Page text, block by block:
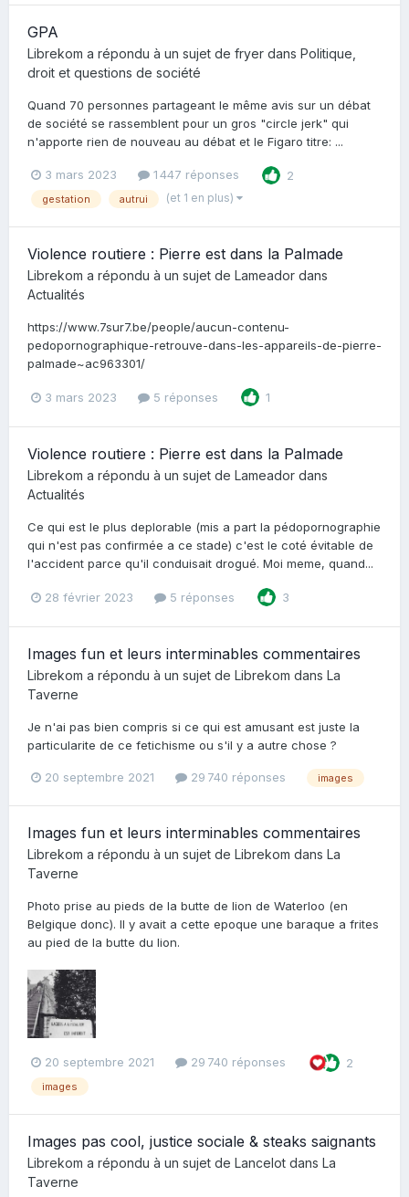
GPA
Librekom a répondu à un sujet de fryer dans Politique,
droit et questions de société
Quand 70 personnes partageant le même avis sur un débat
de société se rassemblent pour un gros "circle jerk" qui
n'apporte rien de nouveau au débat et le Figaro titre: ...
3 mars 2023 1 447 réponses 2
gestation autrui (et 1 en plus)
Violence routiere : Pierre est dans la Palmade
Librekom a répondu à un sujet de Lameador dans
Actualités
https://www.7sur7.be/people/aucun-contenu-
pedopornographique-retrouve-dans-les-appareils-de-pierre-
palmade~ac963301/
3 mars 2023 5 réponses 1
Violence routiere : Pierre est dans la Palmade
Librekom a répondu à un sujet de Lameador dans
Actualités
Ce qui est le plus deplorable (mis a part la pédopornographie
qui n'est pas confirmée a ce stade) c'est le coté évitable de
l'accident parce qu'il conduisait drogué. Moi meme, quand...
28 février 2023 5 réponses 3
Images fun et leurs interminables commentaires
Librekom a répondu à un sujet de Librekom dans La
Taverne
Je n'ai pas bien compris si ce qui est amusant est juste la
particularite de ce fetichisme ou s'il y a autre chose ?
20 septembre 2021 29 740 réponses images
Images fun et leurs interminables commentaires
Librekom a répondu à un sujet de Librekom dans La
Taverne
Photo prise au pieds de la butte de lion de Waterloo (en
Belgique donc). Il y avait a cette epoque une baraque a frites
au pied de la butte du lion.
20 septembre 2021 29 740 réponses 2
images
Images pas cool, justice sociale & steaks saignants
Librekom a répondu à un sujet de Lancelot dans La
Taverne